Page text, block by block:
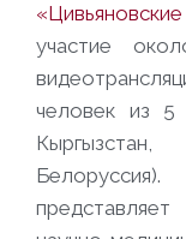
«Цивьяновские
участие
человек из 5